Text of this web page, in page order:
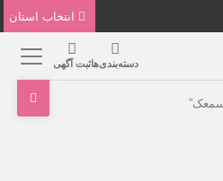
دسته‌بندی‌هاثبت آگهی